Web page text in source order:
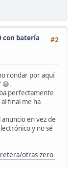
#2
con batería
rondar por aquí
😅.
perfectamente
final me ha
en vez de
y no sé
otras-zero-